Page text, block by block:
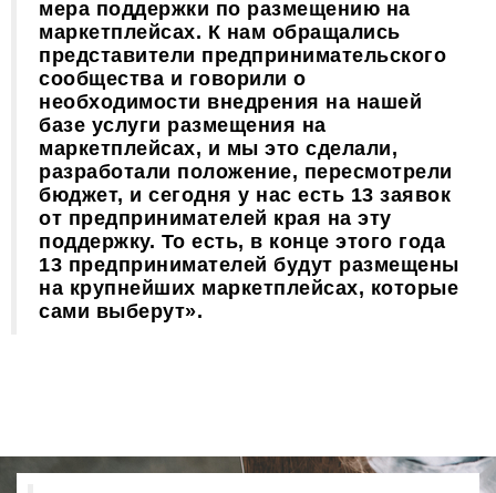
мера поддержки по размещению на
маркетплейсах. К нам обращались
представители предпринимательского
сообщества и говорили о
необходимости внедрения на нашей
базе услуги размещения на
маркетплейсах, и мы это сделали,
разработали положение, пересмотрели
бюджет, и сегодня у нас есть 13 заявок
от предпринимателей края на эту
поддержку. То есть, в конце этого года
13 предпринимателей будут размещены
на крупнейших маркетплейсах, которые
сами выберут».